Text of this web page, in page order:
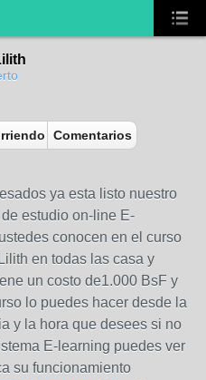
Comentarios
ya esta listo nuestro
estudio on-line E-
conocen en el curso
en todas las casa y
un costo de1.000 BsF y
lo puedes hacer desde la
y la hora que desees si no
E-learning puedes ver
su funcionamiento